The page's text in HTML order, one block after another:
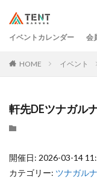
イベントカレンダー 会
HOME イベント
軒先DEツナガル
開催日: 2026-03-14
カテゴリー: ツナガル